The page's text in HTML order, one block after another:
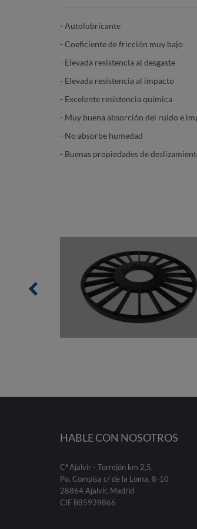
- Autolubricante
- Coeficiente de fricción muy bajo
- Elevada resistencia al desgaste
- Elevada resistencia al impacto
- Excelente resistencia química
- Muy buena absorción del ruido e
- No absorbe humedad
- Buenas propiedades de
HABLE CON NOSOTROS
Cª Ajalvir - Torrejón km 2,5,
Po. Compisa c/ de la Loma, 8-10
28864 Ajalvir, Madrid
CIF B85939866